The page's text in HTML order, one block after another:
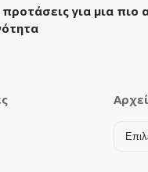
προτάσεις για μια πιο